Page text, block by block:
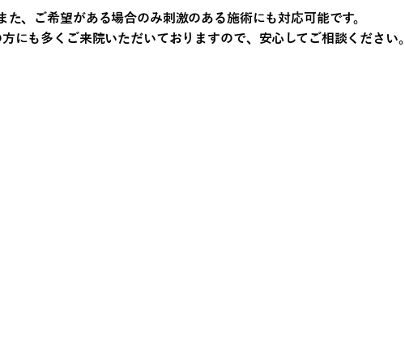
た、ご希望がある場合のみ刺激のある施術にも対応可能です。
にも多くご来院いただいておりますので、安心してご相談ください。